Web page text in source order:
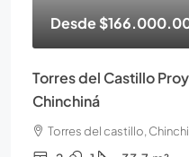
Desde
Torres del Castillo
Chinchiná
Torres del castillo,